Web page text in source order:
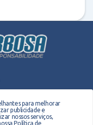
para melhorar
publicidade e
nossos serviços,
Política de